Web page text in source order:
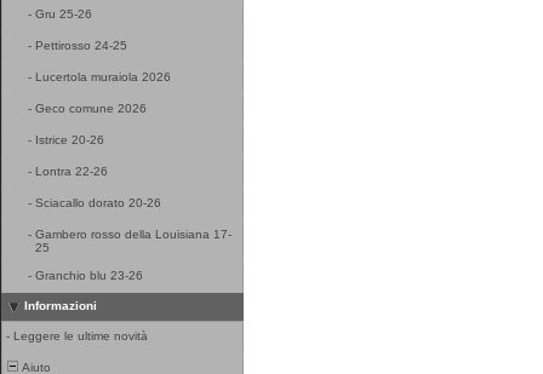
- Gru 25-26
- Pettirosso 24-25
- Lucertola muraiola 2026
- Geco comune 2026
- Istrice 20-26
- Lontra 22-26
- Sciacallo dorato 20-26
- Gambero rosso della Louisiana 17-
25
- Granchio blu 23-26
Informazioni
- Leggere le ultime novità
Aiuto